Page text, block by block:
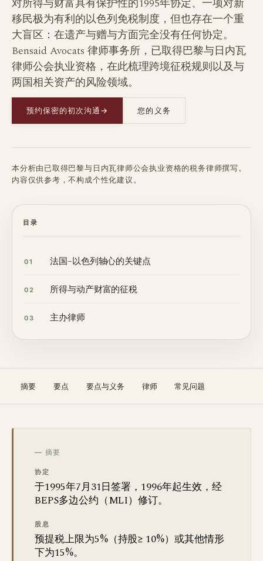
对所得与财富具有保护性的1995年协定、一项对新
移民极为有利的以色列免税制度，但也存在一个重
大盲区：在遗产与赠与方面完全没有任何协定。
Bensaid Avocats 律师事务所，已取得巴黎与日内瓦
律师公会执业资格，在此梳理跨境征税规则以及与
两国相关资产的风险领域。
预约保密的初次沟通→ 您的义务
本分析由已取得巴黎与日内瓦律师公会执业资格的税务律师撰写。
内容仅供参考，不构成个性化建议。
目录
01 法国–以色列轴心的关键点
02 所得与动产财富的征税
03 主办律师
摘要 要点 要点与义务 律师 常见问题
— 摘要
协定
于1995年7月31日签署，1996年起生效，经
BEPS多边公约（MLI）修订。
股息
预提税上限为5%（持股≥ 10%）或其他情形
下为15%。